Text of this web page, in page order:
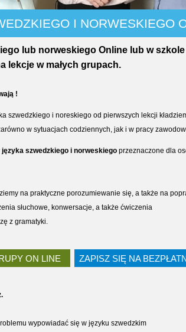
I NORWESKIEGO
lub norweskiego Online lub w
lekcje w małych grupach.
!
szwedzkiego i noreskiego od pierwszych lekcji
w sytuacjach codziennych, jak i w pracy
szwedzkiego i norweskiego przeznaczone dla
na praktyczne porozumiewanie się, a także na
słuchowe, konwersacje, a także ćwiczenia
z gramatyki.
ON LINE ZAPISZ SIĘ NA
wypowiadać się w języku szwedzkim